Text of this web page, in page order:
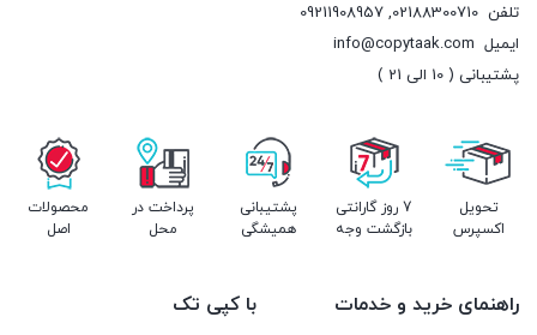
تلفن 02188300710
,
09211908957
ایمیل info@copytaak.com
پشتیبانی ( 10 الی 21 )
تحویل
اکسپرس
7 روز گارانتی
بازگشت وجه
پشتیبانی
همیشگی
پرداخت در
محل
محصولات
اصل
راهنمای خرید و خدمات
با کپی تک